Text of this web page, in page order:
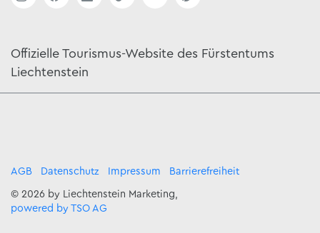
Offizielle Tourismus-Website des Fürstentums
Liechtenstein
AGB Datenschutz Impressum Barrierefreiheit
© 2026 by Liechtenstein Marketing,
powered by TSO AG